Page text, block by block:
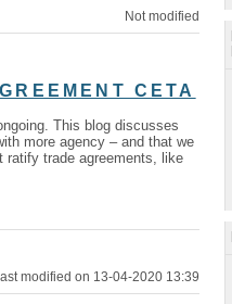
Not modified
CETA
This blog discusses
more agency – and that we
ratify trade agreements, like
modified on 13-04-2020 13:39